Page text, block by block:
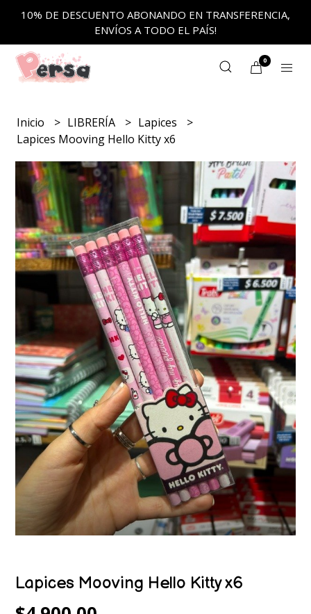
10% DE DESCUENTO ABONANDO EN TRANSFERENCIA,
ENVÍOS A TODO EL PAÍS!
0
Inicio LIBRERÍA
Lapices
Lapices Mooving Hello Kitty x6
Lapices Mooving Hello Kitty x6